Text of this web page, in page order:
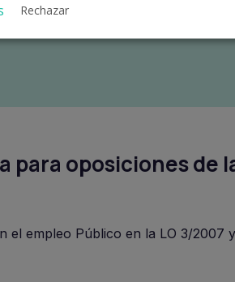
para oposiciones de
el empleo Público en la LO 3/2007
Rechazar